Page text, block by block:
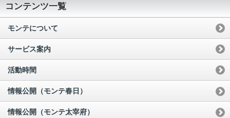
コンテンツ一覧
モンテについて
サービス案内
活動時間
情報公開（モンテ春日）
情報公開（モンテ太宰府）